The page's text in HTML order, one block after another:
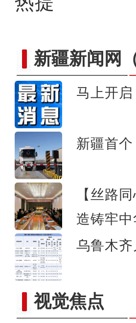
新疆新闻网
马上开
新疆首个
【丝路
造铸牢
乌鲁木
视觉焦点新疆吉